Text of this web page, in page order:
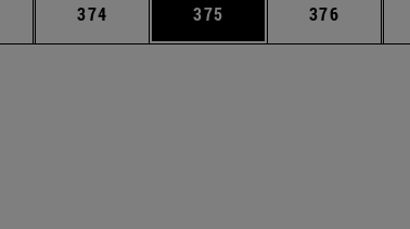
Páginas intermedias Use TAB para desplazarse.
Página
374 Página
375 Página
376